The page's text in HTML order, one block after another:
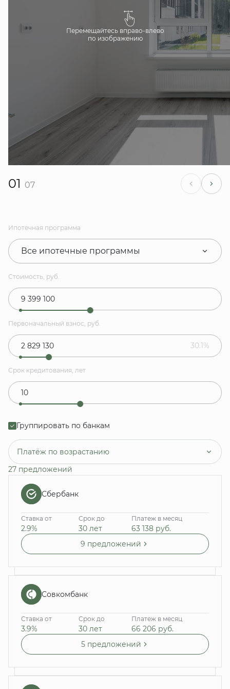
Перемещайтесь вправо-влево
по изображению
01 07
Ипотечная программа
Все ипотечные программы
Стоимость, руб.
Первоначальный взнос, руб.
30.1%
Срок кредитования, лет
Группировать по банкам
Платёж по возрастанию
27 предложений
Сбербанк
Ставка от
2.9%
Срок до
30 лет
Платеж в месяц
63 138 руб.
9 предложений
Совкомбанк
Ставка от
3.9%
Срок до
30 лет
Платеж в месяц
66 206 руб.
5 предложений